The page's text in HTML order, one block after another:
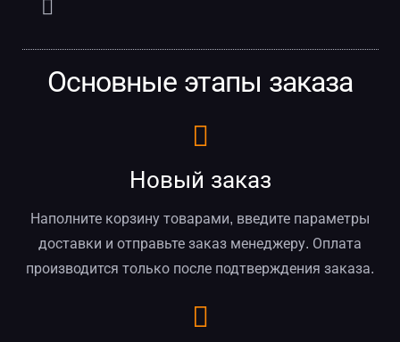
Основные этапы заказа
Новый заказ
Наполните корзину товарами, введите параметры
доставки и отправьте заказ менеджеру. Оплата
производится только после подтверждения заказа.